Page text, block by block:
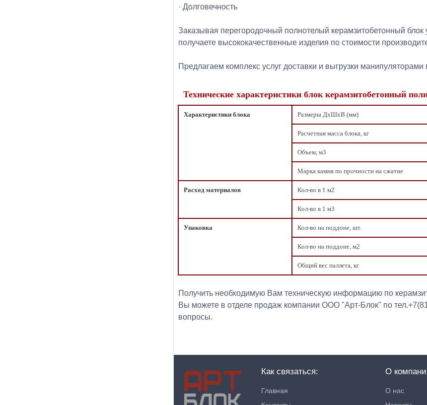
· Долговечность
Заказывая перегородочный полнотелый керамзитобетонный
получаете высококачественные изделия по стоимости
Предлагаем комплекс услуг доставки и выгрузки
Технические характеристики блок керамзитобетонный
Характеристики блока Размеры ДxШxВ (мм)
Расчетная масса блока, кг
Объем, м3
Марка камня по прочности на сжатие
Расход материалов Кол-во в 1 м2
Кол-во в 1 м3
Упаковка Кол-во на поддоне, шт.
Кол-во на поддоне, м2
Общий вес паллета, кг
Получить необходимую Вам техническую информацию по
Вы можете в отделе продаж компании ООО "Арт-Блок" по
вопросы.
Как связаться:
Главная
О
О нас